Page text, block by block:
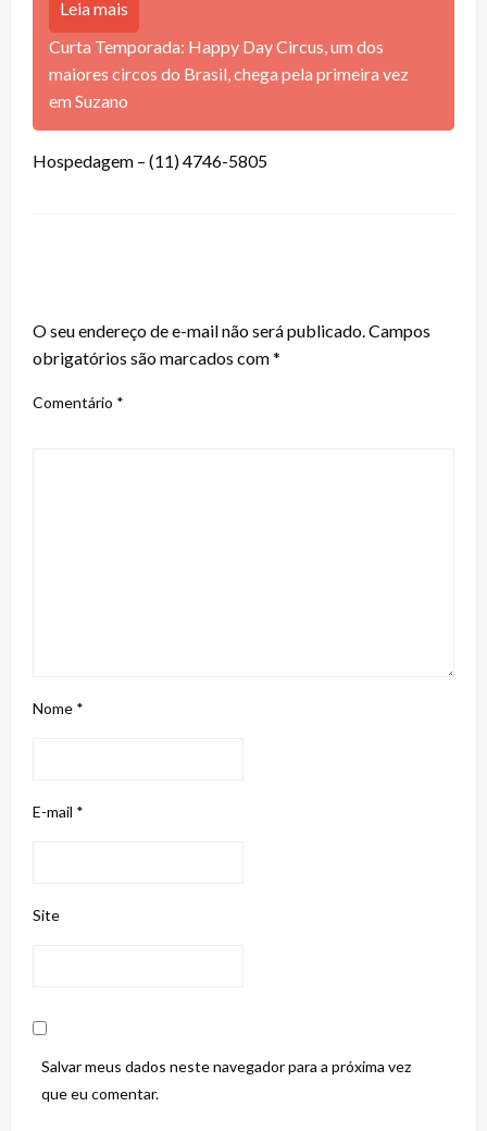
Leia mais
Curta Temporada: Happy Day Circus, um dos
maiores circos do Brasil, chega pela primeira vez
em Suzano
Hospedagem – (11) 4746-5805
O seu endereço de e-mail não será publicado.Campos
obrigatórios são marcados com*
Comentário *
Nome *
E-mail *
Site
Salvar meus dados neste navegador para a próxima vez
que eu comentar.